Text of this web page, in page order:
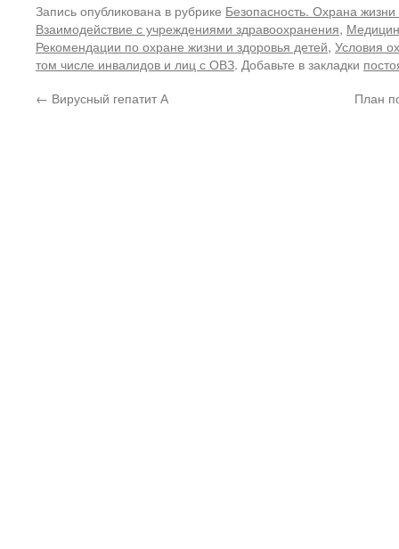
Запись опубликована в рубрике Безопасность. Охрана
Взаимодействие с учреждениями здравоохранения,
Рекомендации по охране жизни и здоровья детей, Условия
том числе инвалидов и лиц с ОВЗ. Добавьте в закладки
← Вирусный гепатит А План